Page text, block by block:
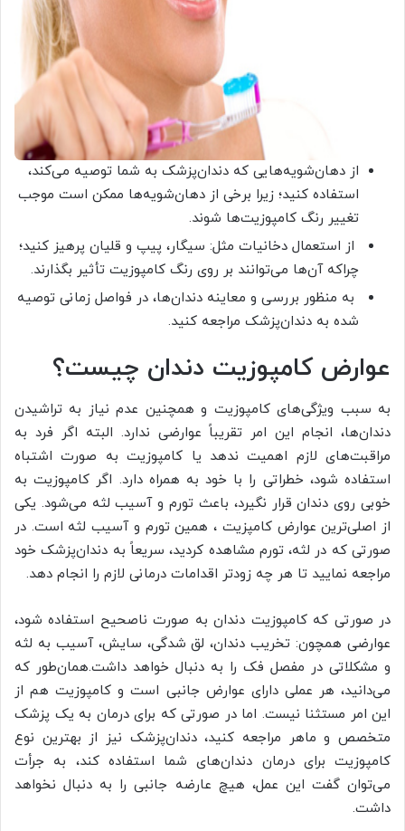
از دهان‌شویه‌هایی که دندان‌پزشک به شما توصیه می‌کند،
استفاده کنید؛ زیرا برخی از دهان‌شویه‌ها ممکن است موجب
تغییر رنگ کامپوزیت‌ها شوند.
از استعمال دخانیات مثل: سیگار، پیپ و قلیان پرهیز کنید؛
چراکه آن‌ها می‌توانند بر روی رنگ کامپوزیت تأثیر بگذارند.
به منظور بررسی و معاینه دندان‌ها، در فواصل زمانی توصیه
شده به دندان‌پزشک مراجعه کنید.
عوارض کامپوزیت دندان چیست؟
به سبب ویژگی‌های کامپوزیت و همچنین عدم نیاز به تراشیدن
دندان‌ها، انجام این امر تقریباً عوارضی ندارد. البته اگر فرد به
مراقبت‌های لازم اهمیت ندهد یا کامپوزیت به صورت اشتباه
استفاده شود، خطراتی را با خود به همراه دارد. اگر کامپوزیت به
خوبی روی دندان قرار نگیرد، باعث تورم و آسیب لثه می‌شود. یکی
از اصلی‌ترین عوارض کامپزیت ، همین تورم و آسیب لثه است. در
صورتی که در لثه، تورم مشاهده کردید، سریعاً به دندان‌پزشک خود
مراجعه نمایید تا هر چه زودتر اقدامات درمانی لازم را انجام دهد.
در صورتی که کامپوزیت دندان به صورت ناصحیح استفاده شود،
عوارضی همچون: تخریب دندان، لق شدگی، سایش، آسیب به لثه
و مشکلاتی در مفصل فک را به دنبال خواهد داشت.همان‌طور که
می‌دانید، هر عملی دارای عوارض جانبی است و کامپوزیت هم از
این امر مستثنا نیست. اما در صورتی که برای درمان به یک پزشک
متخصص و ماهر مراجعه کنید، دندان‌پزشک نیز از بهترین نوع
کامپوزیت برای درمان دندان‌های شما استفاده کند، به جرأت
می‌توان گفت این عمل، هیچ عارضه‌ جانبی را به دنبال نخواهد
داشت.